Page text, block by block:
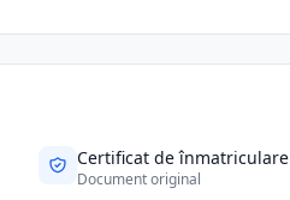
Certificat de înmatriculare
Document original